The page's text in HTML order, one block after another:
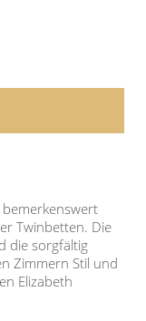
Twinbetten. Die
die sorgfältig
Zimmern Stil und
Elizabeth